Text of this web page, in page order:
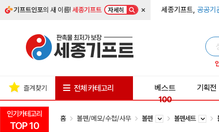
기프트인포의 새 이름!세종기프트 자세히 × 세종기프트, 공공기
인기카테고리
TOP 10
즐겨찾기 전체 카테고리
베스트
100
기획전
홈 볼펜/메모/수첩/사무 볼펜 볼펜세트